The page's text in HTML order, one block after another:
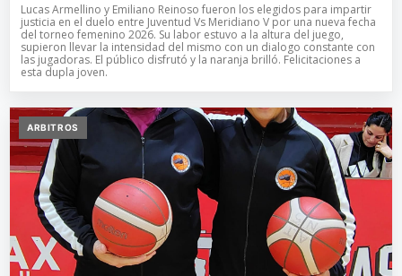
Lucas Armellino y Emiliano Reinoso fueron los elegidos para impartir
justicia en el duelo entre Juventud Vs Meridiano V por una nueva fecha
del torneo femenino 2026. Su labor estuvo a la altura del juego,
supieron llevar la intensidad del mismo con un dialogo constante con
las jugadoras. El público disfrutó y la naranja brilló. Felicitaciones a
esta dupla joven.
ARBITROS